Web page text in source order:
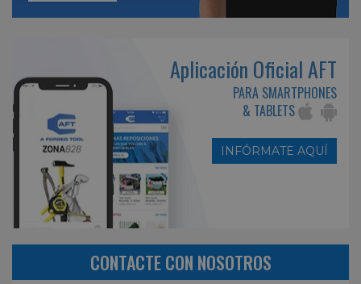
Aplicación Oficial AFT
PARA SMARTPHONES
& TABLETS
INFÓRMATE AQUÍ
CONTACTE CON NOSOTROS